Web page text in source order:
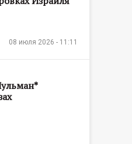
08 июля 2026 - 11:11